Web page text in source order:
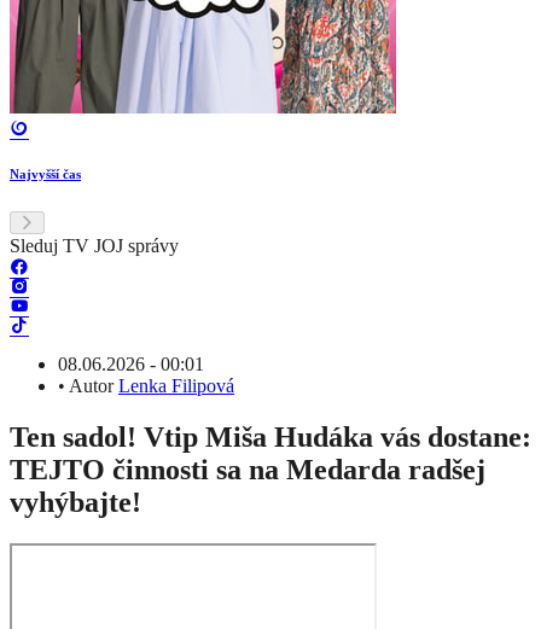
Najvyšší čas
Sleduj TV JOJ správy
08.06.2026 - 00:01
• AutorLenka Filipová
Ten sadol! Vtip Miša Hudáka vás dostane:
TEJTO činnosti sa na Medarda radšej
vyhýbajte!